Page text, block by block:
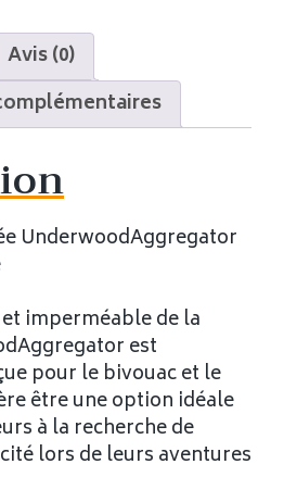
Avis (0)
UnderwoodAggregator
imperméable de la
est
pour le bivouac et le
être une option idéale
à la recherche de
lors de leurs aventures